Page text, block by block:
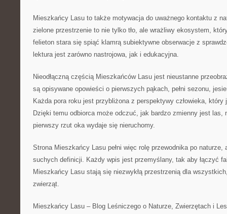
Mieszkańcy Lasu to także motywacja do uważnego kontaktu z
zielone przestrzenie to nie tylko tło, ale wrażliwy ekosystem,
felieton stara się spiąć klamrą subiektywne obserwacje z
lektura jest zarówno nastrojowa, jak i edukacyjna.
Nieodłączną częścią Mieszkańców Lasu jest nieustanne
są opisywane opowieści o pierwszych pąkach, pełni sezonu,
Każda pora roku jest przybliżona z perspektywy człowieka,
Dzięki temu odbiorca może odczuć, jak bardzo zmienny jest las,
pierwszy rzut oka wydaje się nieruchomy.
Strona Mieszkańcy Lasu pełni więc rolę przewodnika po naturze,
suchych definicji. Każdy wpis jest przemyślany, tak aby łączyć
Mieszkańcy Lasu stają się niezwykłą przestrzenią dla
zwierząt.
Mieszkańcy Lasu – Blog Leśniczego o Naturze, Zwierzętach i